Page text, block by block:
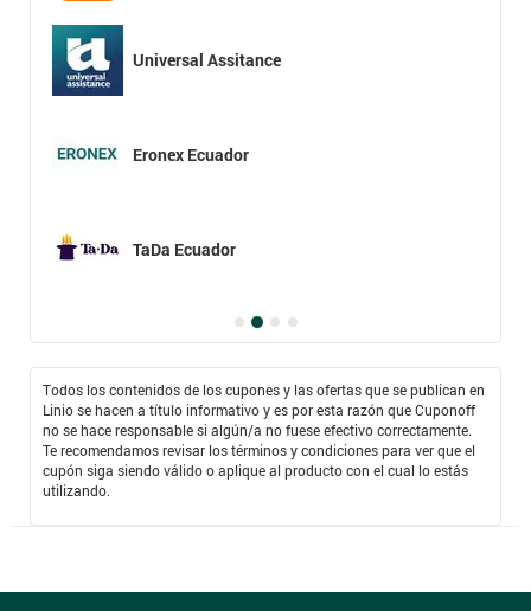
Universal Assitance
Eronex Ecuador
TaDa Ecuador
Todos los contenidos de los cupones y las ofertas que se publican en
Linio se hacen a título informativo y es por esta razón que Cuponoff
no se hace responsable si algún/a no fuese efectivo correctamente.
Te recomendamos revisar los términos y condiciones para ver que el
cupón siga siendo válido o aplique al producto con el cual lo estás
utilizando.